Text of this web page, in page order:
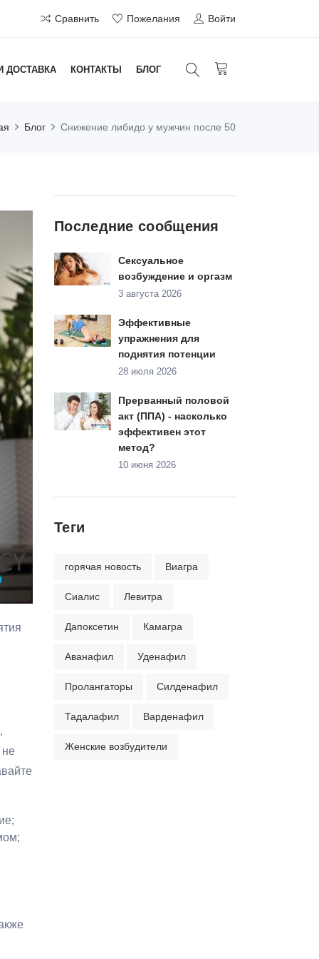
Сравнить Пожелания Войти
ДОСТАВКА КОНТАКТЫ БЛОГ
Блог Снижение либидо у мужчин после 50
не
Последние сообщения
Сексуальное
возбуждение и оргазм
3 августа 2026
Эффективные
упражнения для
поднятия потенции
28 июля 2026
Прерванный половой
акт (ППА) - насколько
эффективен этот
метод?
10 июня 2026
Теги
горячая новость Виагра
Сиалис Левитра
Дапоксетин Камагра
Аванафил Уденафил
Пролангаторы Силденафил
Тадалафил Варденафил
Женские возбудители